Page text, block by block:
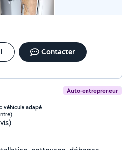
Contacter
Auto-entrepreneur
véhicule adapé